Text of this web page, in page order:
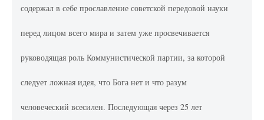
содержал в себе прославление советской передовой науки
перед лицом всего мира и затем уже просвечивается
руководящая роль Коммунистической партии, за которой
следует ложная идея, что Бога нет и что разум
человеческий всесилен. Последующая через 25 лет